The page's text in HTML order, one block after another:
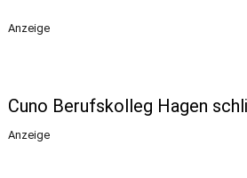
Anzeige
Cuno Berufskolleg Hagen
Anzeige